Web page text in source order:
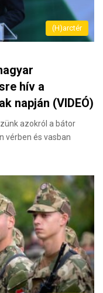
(H)arctér
hív a
napján (VIDEÓ)
azokról a bátor
vérben és vasban